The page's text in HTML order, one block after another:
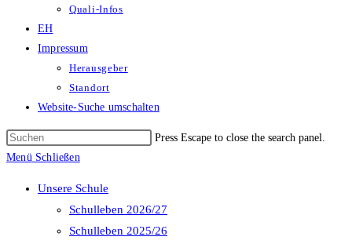
Quali-Infos
EH
Impressum
Herausgeber
Standort
Website-Suche umschalten
Press Escape to close the search panel.
Menü Schließen
Unsere Schule
Schulleben 2026/27
Schulleben 2025/26